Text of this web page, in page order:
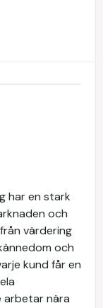
har en stark
och
värdering
och
kund får en
arbetar nära